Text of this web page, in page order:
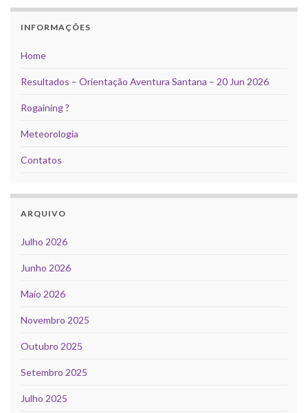
INFORMAÇÕES
Home
Resultados – Orientação Aventura Santana – 20 Jun 2026
Rogaining ?
Meteorologia
Contatos
ARQUIVO
Julho 2026
Junho 2026
Maio 2026
Novembro 2025
Outubro 2025
Setembro 2025
Julho 2025